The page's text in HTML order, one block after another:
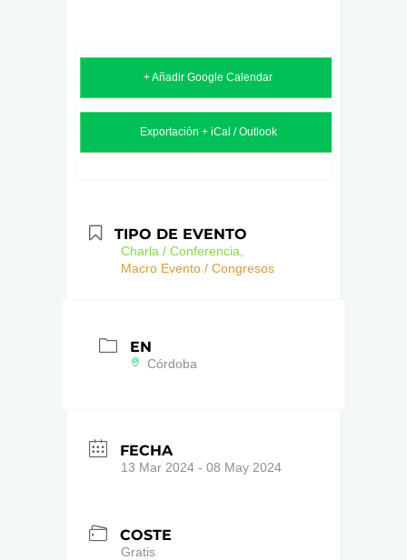
+ Añadir Google Calendar
Exportación + iCal / Outlook
TIPO DE EVENTO
Charla / Conferencia,
Macro Evento / Congresos
EN
Córdoba
FECHA
13 Mar 2024 - 08 May 2024
COSTE
Gratis